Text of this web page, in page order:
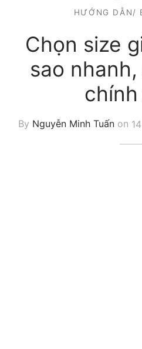
HƯỚNG DẪN/
Chọn size
sao
By Nguyễn Minh Tuấn on